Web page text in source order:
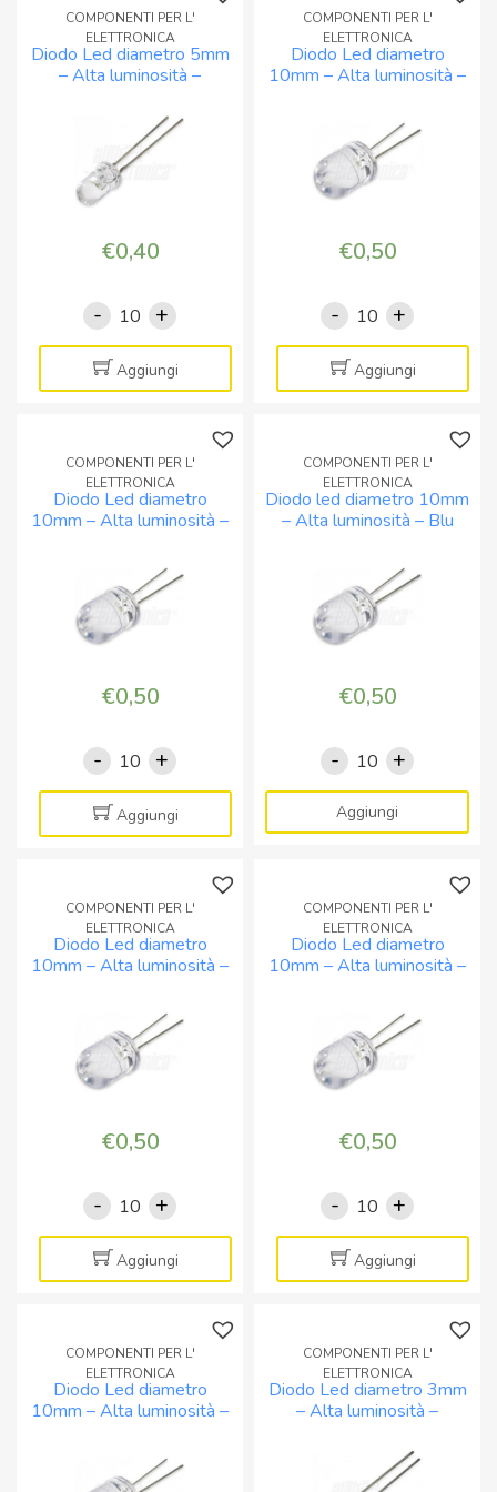
COMPONENTI PER L'
ELETTRONICA
Diodo Led diametro 5mm
– Alta luminosità –
€0,40
-
Diodo
Led
diametro
5mm
luminosità
-
BIANCO
quantità
+
Aggiungi
COMPONENTI PER L'
ELETTRONICA
Diodo Led diametro
10mm – Alta luminosità –
€0,50
-
Diodo
Led
diametro
10mm
luminosità
-
Bianco
quantità
+
Aggiungi
COMPONENTI PER L'
ELETTRONICA
Diodo Led diametro
10mm – Alta luminosità –
€0,50
-
Diodo
Led
diametro
10mm
luminosità
-
BIANCO
quantità
+
Aggiungi
COMPONENTI PER L'
ELETTRONICA
Diodo led diametro 10mm
– Alta luminosità – Blu
€0,50
-
Diodo
led
diametro
10mm
luminosità
-
Blu
+
Aggiungi
COMPONENTI PER L'
ELETTRONICA
Diodo Led diametro
10mm – Alta luminosità –
€0,50
-
Diodo
Led
diametro
10mm
luminosità
-
GIALLO
+
Aggiungi
COMPONENTI PER L'
ELETTRONICA
Diodo Led diametro
10mm – Alta luminosità –
€0,50
-
Diodo
Led
diametro
10mm
luminosità
-
Rosso
+
Aggiungi
COMPONENTI PER L'
ELETTRONICA
Diodo Led diametro
10mm – Alta luminosità –
COMPONENTI PER L'
ELETTRONICA
Diodo Led diametro 3mm
– Alta luminosità –